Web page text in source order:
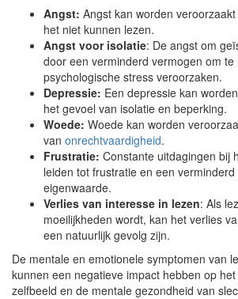
Angst: Angst kan worden
het niet kunnen lezen.
Angst voor isolatie: De angst om
door een verminderd vermogen om te
psychologische stress veroorzaken.
Depressie: Een depressie kan
het gevoel van isolatie en beperking.
Woede: Woede kan worden
van onrechtvaardigheid.
Frustratie: Constante uitdagingen bij
leiden tot frustratie en een verminderd
eigenwaarde.
Verlies van interesse in lezen: Als
moeilijkheden wordt, kan het verlies
een natuurlijk gevolg zijn.
De mentale en emotionele symptomen van
kunnen een negatieve impact hebben op
zelfbeeld en de mentale gezondheid van